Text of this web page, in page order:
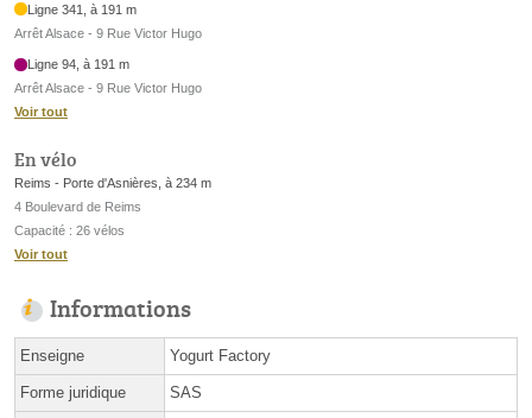
Ligne 341, à 191 m
Arrêt Alsace - 9 Rue Victor Hugo
Ligne 94, à 191 m
Arrêt Alsace - 9 Rue Victor Hugo
Voir tout
En vélo
Reims - Porte d'Asnières, à 234 m
4 Boulevard de Reims
Capacité : 26 vélos
Voir tout
Informations
Enseigne Yogurt Factory
Forme juridique SAS